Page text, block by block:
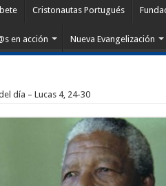
Cristonautas Portugués
en acción Nueva Evangelización
día – Lucas 4, 24-30